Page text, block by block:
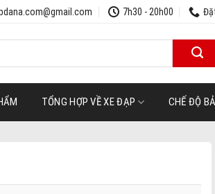
7h30 - 20h00
TỔNG HỢP VỀ XE ĐẠP CHẾ ĐỘ